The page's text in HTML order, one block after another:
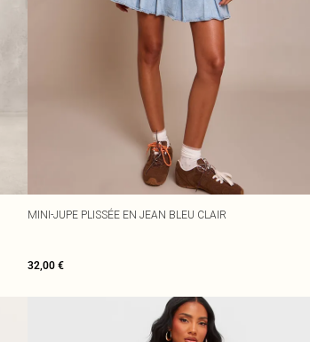
MINI-JUPE PLISSÉE EN JEAN BLEU CLAIR
32,00 €